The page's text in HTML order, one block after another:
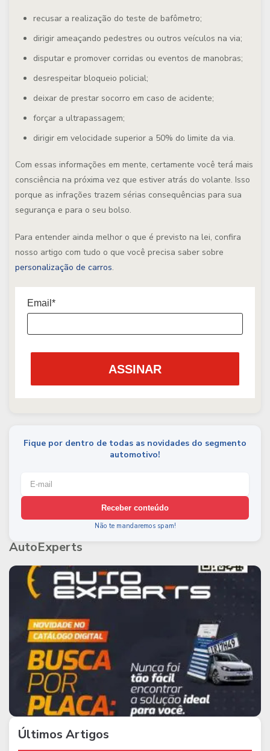
recusar a realização do teste de bafômetro;
dirigir ameaçando pedestres ou outros veículos na via;
disputar e promover corridas ou eventos de manobras;
desrespeitar bloqueio policial;
deixar de prestar socorro em caso de acidente;
forçar a ultrapassagem;
dirigir em velocidade superior a 50% do limite da via.
Com essas informações em mente, certamente você terá mais
consciência na próxima vez que estiver atrás do volante. Isso
porque as infrações trazem sérias consequências para sua
segurança e para o seu bolso.
Para entender ainda melhor o que é previsto na lei, confira
nosso artigo com tudo o que você precisa saber sobre
personalização de carros.
Email*
ASSINAR
Fique por dentro de todas as novidades do segmento
automotivo!
Receber conteúdo
Não te mandaremos spam!
AutoExperts
Últimos Artigos